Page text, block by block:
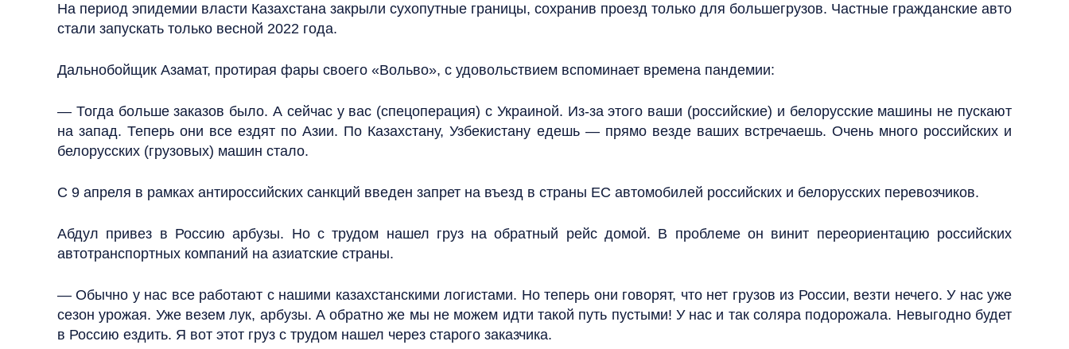
На период эпидемии власти Казахстана закрыли сухопутные границы, сохранив проезд только для большегрузов. Частные гражданские авто
стали запускать только весной 2022 года.
Дальнобойщик Азамат, протирая фары своего «Вольво», с удовольствием вспоминает времена пандемии:
— Тогда больше заказов было. А сейчас у вас (спецоперация) с Украиной. Из-за этого ваши (российские) и белорусские машины не пускают
на запад. Теперь они все ездят по Азии. По Казахстану, Узбекистану едешь — прямо везде ваших встречаешь. Очень много российских и
белорусских (грузовых) машин стало.
С 9 апреля в рамках антироссийских санкций введен запрет на въезд в страны ЕС автомобилей российских и белорусских перевозчиков.
Абдул привез в Россию арбузы. Но с трудом нашел груз на обратный рейс домой. В проблеме он винит переориентацию российских
автотранспортных компаний на азиатские страны.
— Обычно у нас все работают с нашими казахстанскими логистами. Но теперь они говорят, что нет грузов из России, везти нечего. У нас уже
сезон урожая. Уже везем лук, арбузы. А обратно же мы не можем идти такой путь пустыми! У нас и так соляра подорожала. Невыгодно будет
в Россию ездить. Я вот этот груз с трудом нашел через старого заказчика.